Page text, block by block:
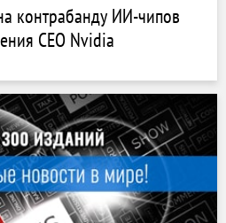
контрабанду ИИ-чипов
CEO Nvidia